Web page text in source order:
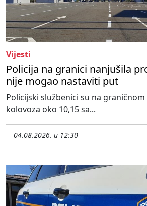
Vijesti
Policija na granici nanjušila
nije mogao nastaviti put
Policijski službenici su na graničnom
kolovoza oko 10,15 sa...
04.08.2026. u 12:30